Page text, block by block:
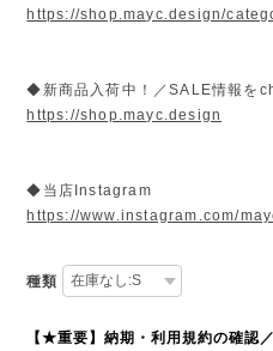
https://shop.mayc.design/
◆新商品入荷中！／SALE情報を
https://shop.mayc.design
◆当店Instagram
https://www.instagram.com/
種類
【★重要】納期・利用規約の確認